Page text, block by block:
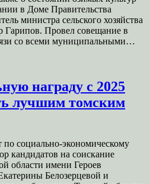
в Доме Правительства
министра сельского хозяйства
Гарипов. Провел совещание в
со всеми муниципальными…
награду с 2025
лучшим томским
социально-экономическому
кандидатов на соискание
области имени Героев
Белозерцевой и